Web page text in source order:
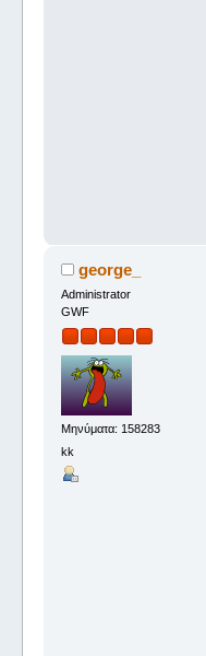
george_
Administrator
GWF
Μηνύματα: 158283
kk